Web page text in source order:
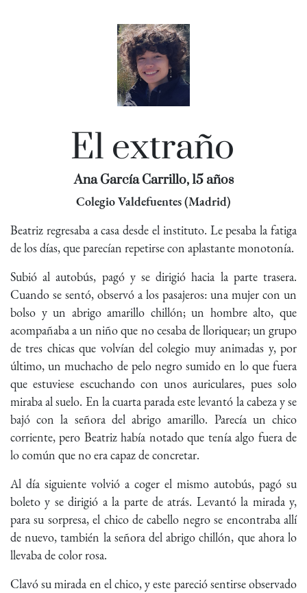
El extraño
Ana García Carrillo, 15 años
Colegio Valdefuentes (Madrid)
Beatriz regresaba a casa desde el instituto. Le pesaba la fatiga
de los días, que parecían repetirse con aplastante monotonía.
Subió al autobús, pagó y se dirigió hacia la parte trasera.
Cuando se sentó, observó a los pasajeros: una mujer con un
bolso y un abrigo amarillo chillón; un hombre alto, que
acompañaba a un niño que no cesaba de lloriquear; un grupo
de tres chicas que volvían del colegio muy animadas y, por
último, un muchacho de pelo negro sumido en lo que fuera
que estuviese escuchando con unos auriculares, pues solo
miraba al suelo. En la cuarta parada este levantó la cabeza y se
bajó con la señora del abrigo amarillo. Parecía un chico
corriente, pero Beatriz había notado que tenía algo fuera de
lo común que no era capaz de concretar.
Al día siguiente volvió a coger el mismo autobús, pagó su
boleto y se dirigió a la parte de atrás. Levantó la mirada y,
para su sorpresa, el chico de cabello negro se encontraba allí
de nuevo, también la señora del abrigo chillón, que ahora lo
llevaba de color rosa.
Clavó su mirada en el chico, y este pareció sentirse observado